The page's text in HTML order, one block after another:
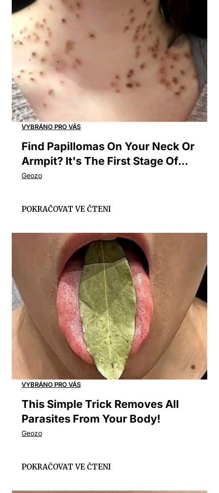
Find Papillomas On Your Neck Or
Armpit? It's The First Stage Of...
This Simple Trick Removes All
Parasites From Your Body!